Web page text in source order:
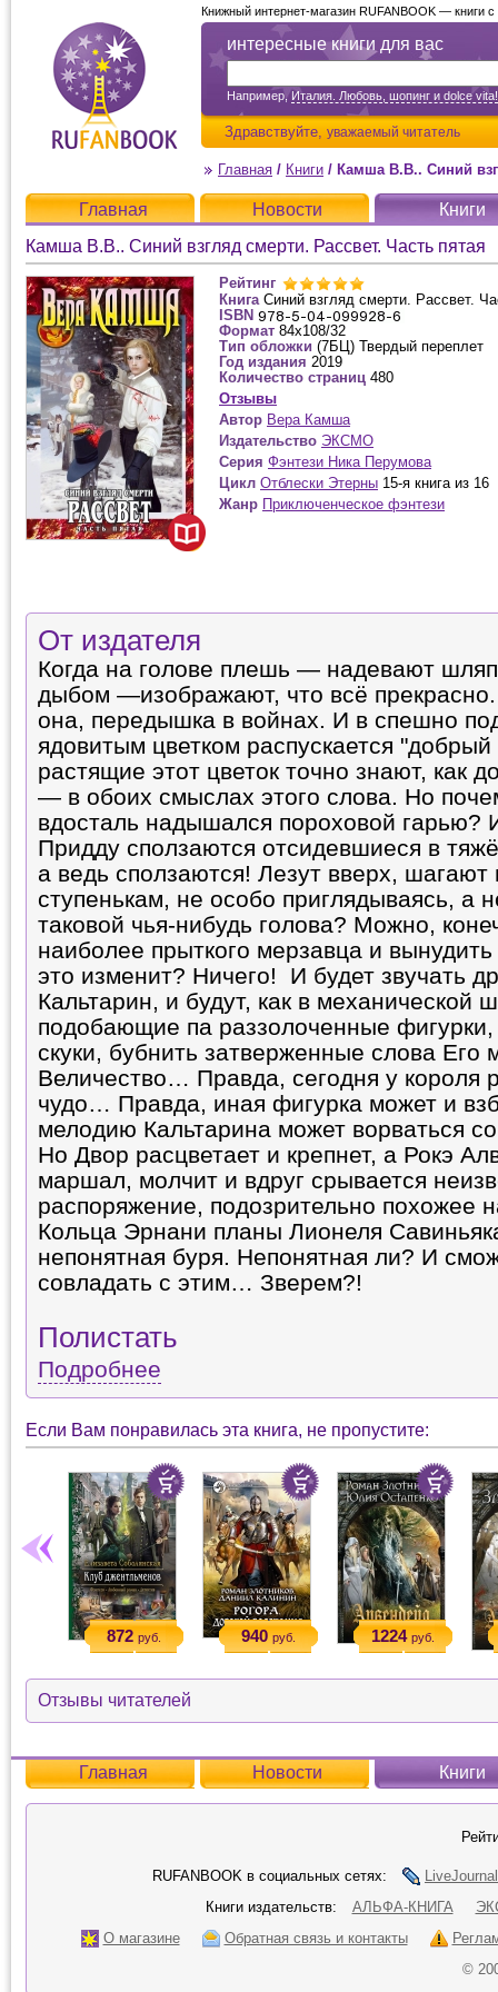
интересные книги для вас
Например,Италия. Любовь, шопинг и dolce vita!
Здравствуйте, уважаемый читатель
Книжный интернет-магазин RUFANBOOK — книги
Главная / Книги / Камша В.В.. Синий
Главная Новости
Книги
Камша В.В.. Синий взгляд смерти. Рассвет. Часть пятая
Рейтинг
Книга Синий взгляд смерти. Рассвет.
ISBN
Формат 84x108/32
Тип обложки (7БЦ) Твердый переплет
Год издания 2019
Количество страниц 480
Отзывы
Автор Вера Камша
Издательство ЭКСМО
Серия Фэнтези Ника Перумова
Цикл Отблески Этерны 15-я книга из 16
Жанр Приключенческое фэнтези
От издателя
Когда на голове плешь — надевают
дыбом —изображают, что всё
она, передышка в войнах. И в спешно
ядовитым цветком распускается
растящие этот цветок точно знают, как
— в обоих смыслах этого слова. Но
вдосталь надышался пороховой гарью?
Придду сползаются отсидевшиеся в
а ведь сползаются! Лезут вверх,
ступенькам, не особо приглядываясь, а
таковой чья-нибудь голова? Можно,
наиболее прыткого мерзавца и
это изменит? Ничего! И будет звучать
Кальтарин, и будут, как в механической
подобающие па раззолоченные фигурки,
скуки, бубнить затверженные слова Его
Величество… Правда, сегодня у короля
чудо… Правда, иная фигурка может и
мелодию Кальтарина может ворваться
Но Двор расцветает и крепнет, а Рокэ
маршал, молчит и вдруг срывается
распоряжение, подозрительно похожее
Кольца Эрнани планы Лионеля
непонятная буря. Непонятная ли? И
совладать с этим… Зверем?!
Полистать
Подробнее
Если Вам понравилась эта книга, не пропустите:
872 руб. 940 руб. 1224 руб.
Отзывы читателей
Главная Новости Книги
RUFANBOOK в социальных сетях:
LiveJournal
Книги издательств:
АЛЬФА-КНИГА
О магазине
Обратная связь и контакты
©